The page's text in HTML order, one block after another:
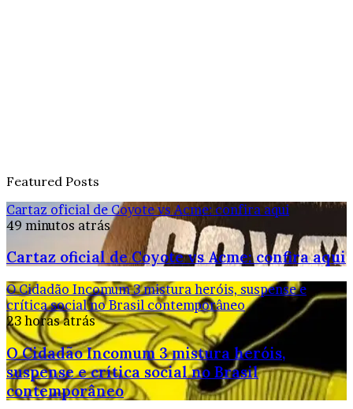
Featured Posts
Cartaz oficial de Coyote vs Acme: confira aqui
49 minutos atrás
Cartaz oficial de Coyote vs Acme: confira aqui
O Cidadão Incomum 3 mistura heróis, suspense e
crítica social no Brasil contemporâneo
23 horas atrás
O Cidadão Incomum 3 mistura heróis,
suspense e crítica social no Brasil
contemporâneo